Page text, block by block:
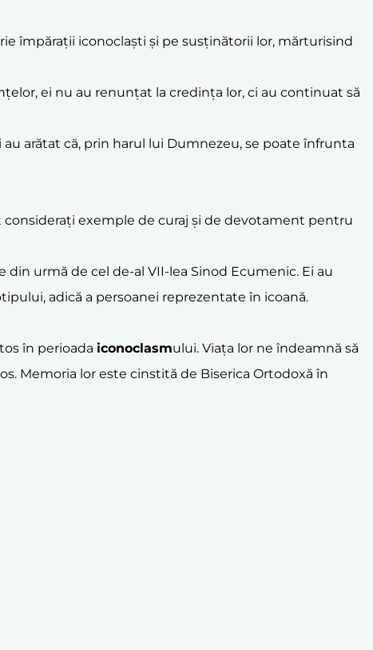
împărații iconoclaști și pe susținătorii lor, mărturisind
ei nu au renunțat la credința lor, ci au continuat să
arătat că, prin harul lui Dumnezeu, se poate înfrunta
exemple de curaj și de devotament pentru
din urmă de cel de-al VII-lea Sinod Ecumenic. Ei au
adică a persoanei reprezentate în icoană.
în perioada iconoclasmului. Viața lor ne îndeamnă să
Memoria lor este cinstită de Biserica Ortodoxă în